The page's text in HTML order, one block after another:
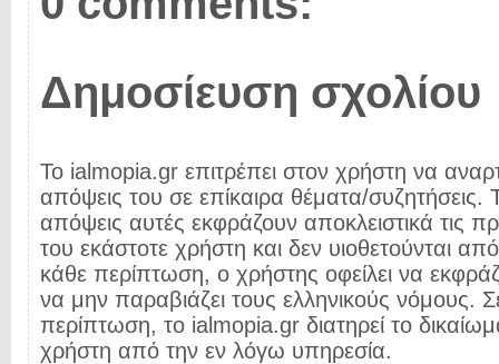
Δημοσίευση σχολίου
Το ialmopia.gr επιτρέπει στον χρήστη να
απόψεις του σε επίκαιρα θέματα/συζητήσεις.
απόψεις αυτές εκφράζουν αποκλειστικά τις
του εκάστοτε χρήστη και δεν υιοθετούνται
κάθε περίπτωση, ο χρήστης οφείλει να
να μην παραβιάζει τους ελληνικούς νόμους.
περίπτωση, το ialmopia.gr διατηρεί το
χρήστη από την εν λόγω υπηρεσία.